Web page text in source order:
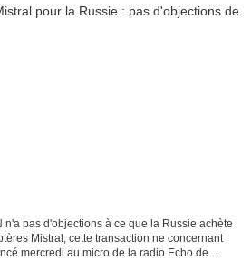
n'a pas d'objections à ce que la Russie achète
Mistral, cette transaction ne concernant
mercredi au micro de la radio Echo de